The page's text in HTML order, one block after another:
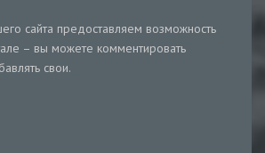
сайта предоставляем возможность
– вы можете комментировать
свои.